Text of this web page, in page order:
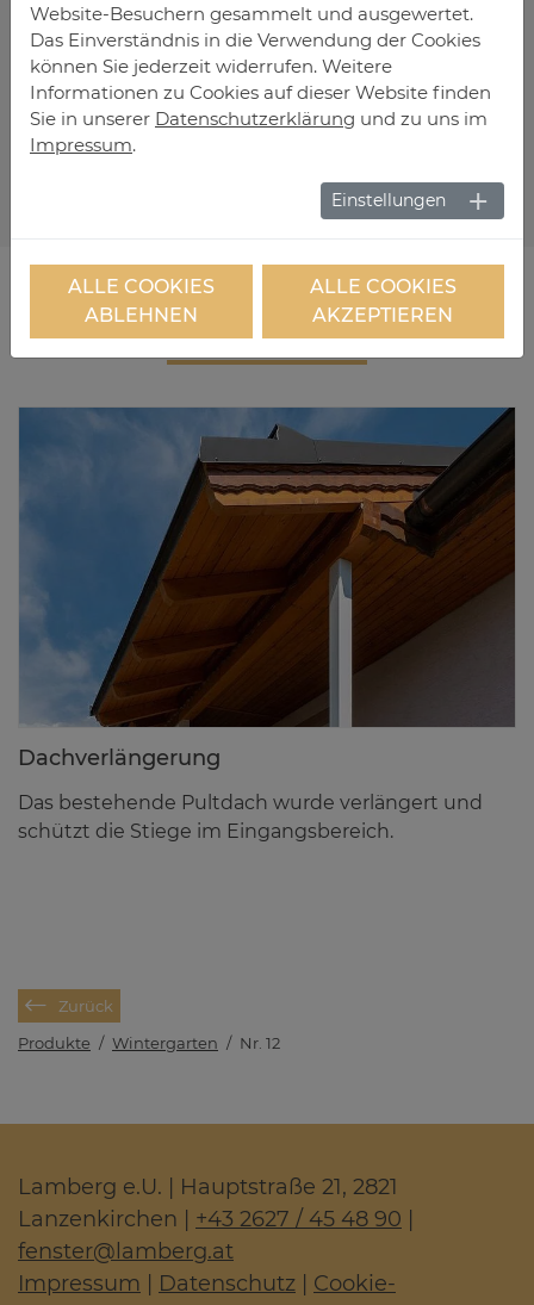
DE­TAILS
Dach­ver­län­ge­rung
Das bestehende Pultdach wurde verlängert und
schützt die Stiege im Eingangsbereich.
Zurück
Produkte / Wintergarten / Nr. 12
Lamberg e.U. | Hauptstraße 21, 2821
Lanzenkirchen | +43 2627 / 45 48 90 |
fenster@lamberg.at
Impressum | Datenschutz | Cookie-
Website-Besuchern gesammelt und ausgewertet.
Das Einverständnis in die Verwendung der Cookies
können Sie jederzeit widerrufen. Weitere
Informationen zu Cookies auf dieser Website finden
Sie in unserer Datenschutzerklärung und zu uns im
Impressum.
Einstellungen
ALLE COOKIES
ABLEHNEN
ALLE COOKIES
AKZEPTIEREN